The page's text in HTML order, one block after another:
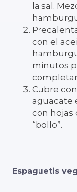
la sal.
con el
minutos
Cubre
aguacate
con hojas
“bollo”.
Espaguetis